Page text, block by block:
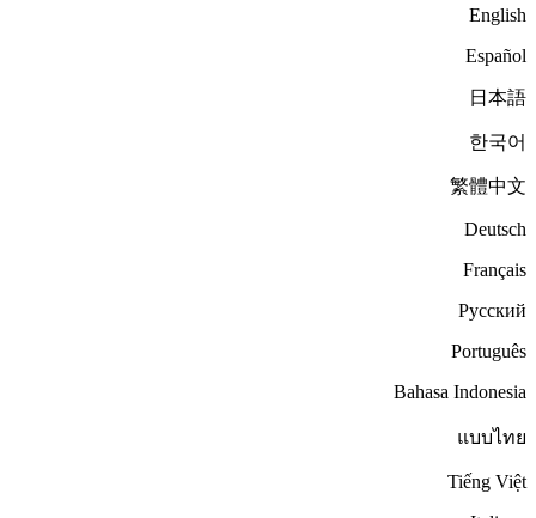
English
Español
日本語
한국어
繁體中文
Deutsch
Français
Русский
Português
Bahasa Indonesia
แบบไทย
Tiếng Việt